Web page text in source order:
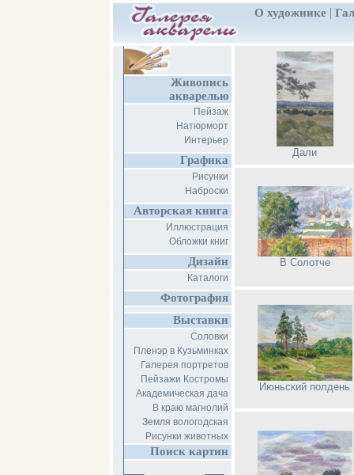
О художнике |
Живопись
акварелью
Пейзаж
Натюрморт
Интерьер
Графика
Рисунки
Наброски
Авторская книга
Иллюстрация
Обложки книг
Дизайн
Каталоги
Фотография
Выставки
Соловки
Пленэр в Кузьминках
Галерея портретов
Пейзажи Костромы
Академическая дача
В краю магнолий
Земля вологодская
Рисунки животных
Поиск картин
Дали
В Солотче
Июньский полдень